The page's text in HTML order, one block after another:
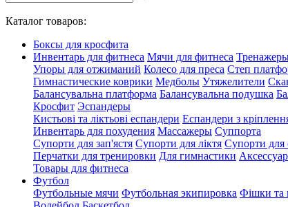
Каталог товаров:
Боксы для кросфита
Инвентарь для фитнеса Мячи для фитнеса
Упоры для отжиманий Колесо для преса Степ
Гимнастические коврики Медболы Утяжелители
Балансувальна платформа Балансувальна подушка
Кросфит Эспандеры
Кистьові та ліктьові еспандери Еспандери з
Инвентарь для похудения Массажеры Суппорта
Супорти для зап'ястя Супорти для ліктя Супорти для
Перчатки для тренировки Для гимнастики
Товары для фитнеса
Футбол
Футбольные мячи Футбольная экипировка Фішки та